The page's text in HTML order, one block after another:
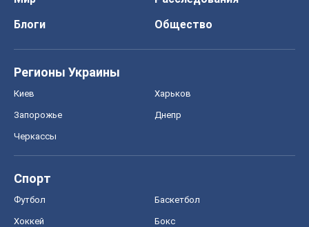
Блоги
Общество
Регионы Украины
Киев Харьков
Запорожье Днепр
Черкассы
Спорт
Футбол Баскетбол
Хоккей Бокс